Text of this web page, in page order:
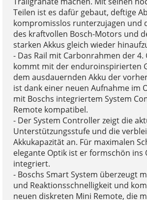
Teilen ist es dafür gebaut, deftige
kompromisslos runterzujagen und
des kraftvollen Bosch-Motors und
starken Akkus gleich wieder
- Das Rail mit Carbonrahmen der 4.
kommt mit der enduroinspirierten
dem ausdauernden Akku der
ist dank einer neuen Aufnahme im
mit Boschs integriertem System
Remote kompatibel.
- Der System Controller zeigt die
Unterstützungsstufe und die
Akkukapazität an. Für maximalen
elegante Optik ist er formschön ins
integriert.
- Boschs Smart System überzeugt
und Reaktionsschnelligkeit und
neuen diskreten Mini Remote, die